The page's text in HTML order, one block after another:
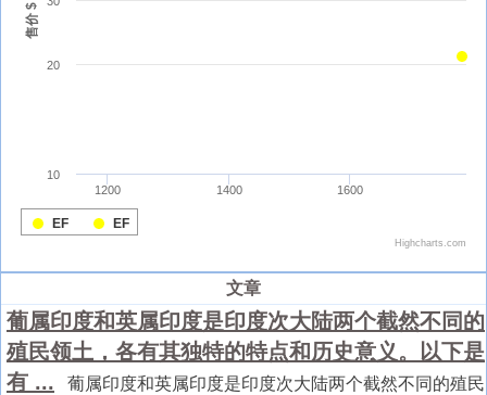
文章
葡属印度和英属印度是印度次大陆两个截然不同的
殖民领土，各有其独特的特点和历史意义。以下是
有 ... 葡属印度和英属印度是印度次大陆两个截然不同的殖民